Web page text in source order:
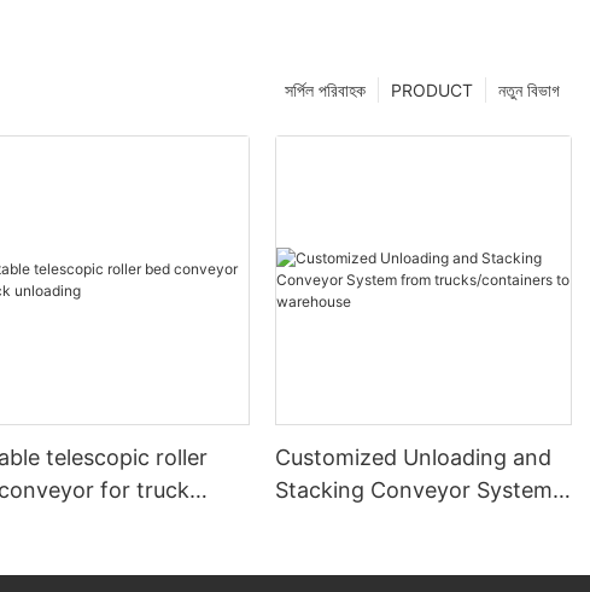
নতুন বিভাগ
PRODUCT
সর্পিল পরিবাহক
telescopic roller
for truck
Customized Unloading and
Stacking Conveyor System